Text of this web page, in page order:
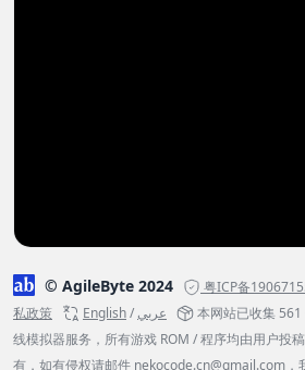
© AgileByte 2024 粤ICP备
私政策
English/عربي 本网站已收集 561
线模拟器服务，所有游戏 ROM / 程序均由用户投
有，如有侵权请邮件 nekocode.cn@gmail.com